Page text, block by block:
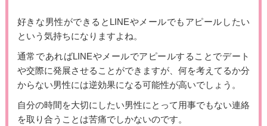
好きな男性ができるとLINEやメールでもアピールしたい
という気持ちになりますよね。
通常であればLINEやメールでアピールすることでデート
や交際に発展させることができますが、何を考えてるか分
からない男性には逆効果になる可能性が高いでしょう。
自分の時間を大切にしたい男性にとって用事でもない連絡
を取り合うことは苦痛でしかないのです。